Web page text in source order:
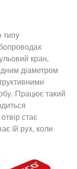
типу
кран,
діаметром
Працює такий
стає
їй рух, коли